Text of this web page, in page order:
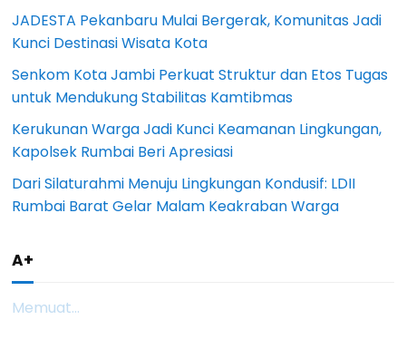
JADESTA Pekanbaru Mulai Bergerak, Komunitas Jadi
Kunci Destinasi Wisata Kota
Senkom Kota Jambi Perkuat Struktur dan Etos Tugas
untuk Mendukung Stabilitas Kamtibmas
Kerukunan Warga Jadi Kunci Keamanan Lingkungan,
Kapolsek Rumbai Beri Apresiasi
Dari Silaturahmi Menuju Lingkungan Kondusif: LDII
Rumbai Barat Gelar Malam Keakraban Warga
A+
Memuat...